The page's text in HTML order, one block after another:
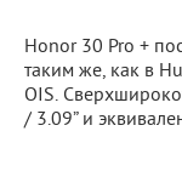
Honor 30 Pro +
таким же, как в
OIS.
/ 3.09” и